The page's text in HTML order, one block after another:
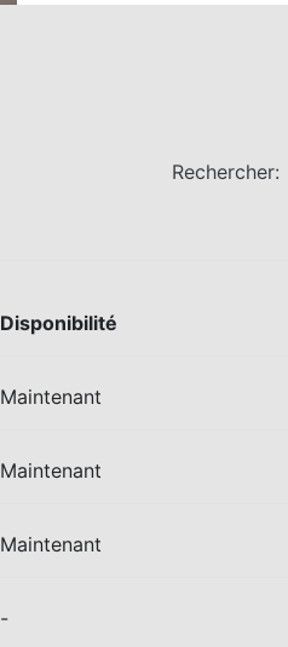
Rechercher:
Disponibilité
Maintenant
Maintenant
Maintenant
-